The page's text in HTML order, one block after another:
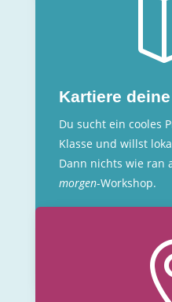
Kartiere
Du sucht ein cooles
Klasse und willst
Dann nichts wie ran
morgen-Workshop.